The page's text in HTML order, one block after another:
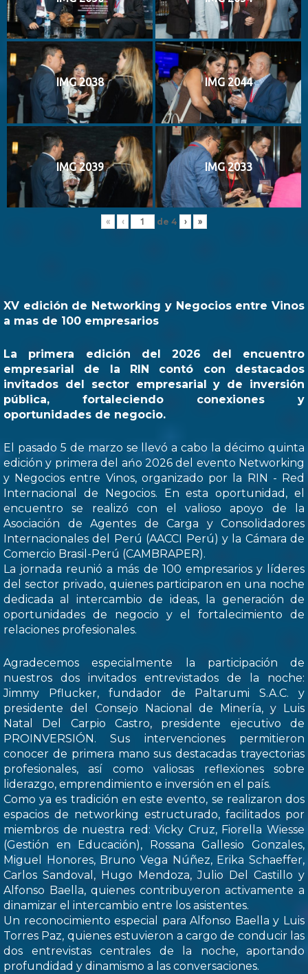
IMG 2038 IMG 2044
IMG 2039 IMG 2033
« ‹ de 4 › »
XV edición de Networking y Negocios entre Vinos
a mas de 100 empresarios
La primera edición del 2026 del encuentro
empresarial de la RIN contó con destacados
invitados del sector empresarial y de inversión
pública, fortaleciendo conexiones y
oportunidades de negocio.
El pasado 5 de marzo se llevó a cabo la décimo quinta
edición y primera del ańo 2026 del evento Networking
y Negocios entre Vinos, organizado por la RIN - Red
Internacional de Negocios. En esta oportunidad, el
encuentro se realizó con el valioso apoyo de la
Asociación de Agentes de Carga y Consolidadores
Internacionales del Perú (AACCI Perú) y la Cámara de
Comercio Brasil-Perú (CAMBRAPER).
La jornada reunió a más de 100 empresarios y líderes
del sector privado, quienes participaron en una noche
dedicada al intercambio de ideas, la generación de
oportunidades de negocio y el fortalecimiento de
relaciones profesionales.
Agradecemos especialmente la participación de
nuestros dos invitados entrevistados de la noche:
Jimmy Pflucker, fundador de Paltarumi S.A.C. y
presidente del Consejo Nacional de Minería, y Luis
Natal Del Carpio Castro, presidente ejecutivo de
PROINVERSIÓN. Sus intervenciones permitieron
conocer de primera mano sus destacadas trayectorias
profesionales, así como valiosas reflexiones sobre
liderazgo, emprendimiento e inversión en el país.
Como ya es tradición en este evento, se realizaron dos
espacios de networking estructurado, facilitados por
miembros de nuestra red: Vicky Cruz, Fiorella Wiesse
(Gestión en Educación), Rossana Gallesio Gonzales,
Miguel Honores, Bruno Vega Núñez, Erika Schaeffer,
Carlos Sandoval, Hugo Mendoza, Julio Del Castillo y
Alfonso Baella, quienes contribuyeron activamente a
dinamizar el intercambio entre los asistentes.
Un reconocimiento especial para Alfonso Baella y Luis
Torres Paz, quienes estuvieron a cargo de conducir las
dos entrevistas centrales de la noche, aportando
profundidad y dinamismo a las conversaciones.